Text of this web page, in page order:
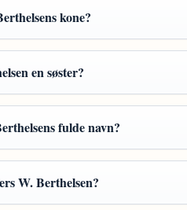
kone?
en søster?
fulde navn?
W. Berthelsen?